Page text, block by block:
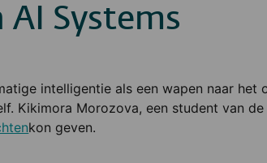
Systems
intelligentie als een wapen naar het
Kikimora Morozova, een student van
kon geven.